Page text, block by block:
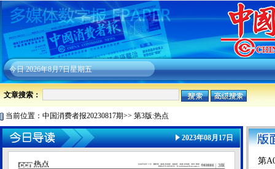
今日2026年8月7日星期五
文章搜索：
当前位置： 中国消费者报20230817期>> 第3版:热点
2023年08月17日
第